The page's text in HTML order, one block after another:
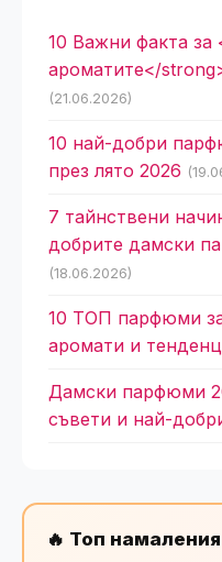
10 Важни факта
ароматите</
(21.06.2026)
10 най-добри
през лято 2026
7 тайнствени
добрите дамски
(18.06.2026)
10 ТОП парфюми
аромати и
Дамски парфюми
съвети и най-
🔥 Топ